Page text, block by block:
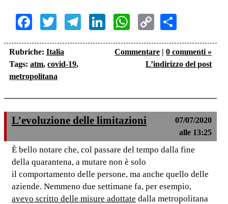
Facebook
TwitterTelegram
LinkedInWhatsApp
Copy
Link
Rubriche: Italia
Tags: atm, covid-19,
metropolitana
Commentare | 0 commenti »
L’indirizzo del post
L’evoluzione delle limitazioni
07/07/2020
alle 13:25
È bello notare che, col passare del tempo dalla fine
della quarantena, a mutare non è solo
il comportamento delle persone, ma anche quello delle
aziende. Nemmeno due settimane fa, per esempio,
avevo scritto delle misure adottate dalla metropolitana